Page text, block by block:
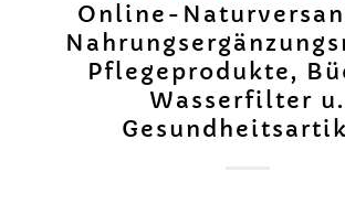
Online-
Pflegeprodukte,
Wasserfilter u.